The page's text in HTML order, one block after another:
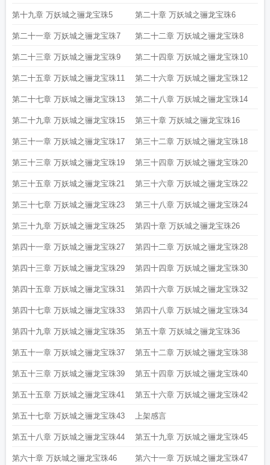
第十九章 万妖城之骊龙宝珠5 第二十章 万妖城之骊龙宝珠6
第二十一章 万妖城之骊龙宝珠7 第二十二章 万妖城之骊龙宝珠8
第二十三章 万妖城之骊龙宝珠9 第二十四章 万妖城之骊龙宝珠10
第二十五章 万妖城之骊龙宝珠11 第二十六章 万妖城之骊龙宝珠12
第二十七章 万妖城之骊龙宝珠13 第二十八章 万妖城之骊龙宝珠14
第二十九章 万妖城之骊龙宝珠15 第三十章 万妖城之骊龙宝珠16
第三十一章 万妖城之骊龙宝珠17 第三十二章 万妖城之骊龙宝珠18
第三十三章 万妖城之骊龙宝珠19 第三十四章 万妖城之骊龙宝珠20
第三十五章 万妖城之骊龙宝珠21 第三十六章 万妖城之骊龙宝珠22
第三十七章 万妖城之骊龙宝珠23 第三十八章 万妖城之骊龙宝珠24
第三十九章 万妖城之骊龙宝珠25 第四十章 万妖城之骊龙宝珠26
第四十一章 万妖城之骊龙宝珠27 第四十二章 万妖城之骊龙宝珠28
第四十三章 万妖城之骊龙宝珠29 第四十四章 万妖城之骊龙宝珠30
第四十五章 万妖城之骊龙宝珠31 第四十六章 万妖城之骊龙宝珠32
第四十七章 万妖城之骊龙宝珠33 第四十八章 万妖城之骊龙宝珠34
第四十九章 万妖城之骊龙宝珠35 第五十章 万妖城之骊龙宝珠36
第五十一章 万妖城之骊龙宝珠37 第五十二章 万妖城之骊龙宝珠38
第五十三章 万妖城之骊龙宝珠39 第五十四章 万妖城之骊龙宝珠40
第五十五章 万妖城之骊龙宝珠41 第五十六章 万妖城之骊龙宝珠42
第五十七章 万妖城之骊龙宝珠43 上架感言
第五十八章 万妖城之骊龙宝珠44 第五十九章 万妖城之骊龙宝珠45
第六十章 万妖城之骊龙宝珠46 第六十一章 万妖城之骊龙宝珠47